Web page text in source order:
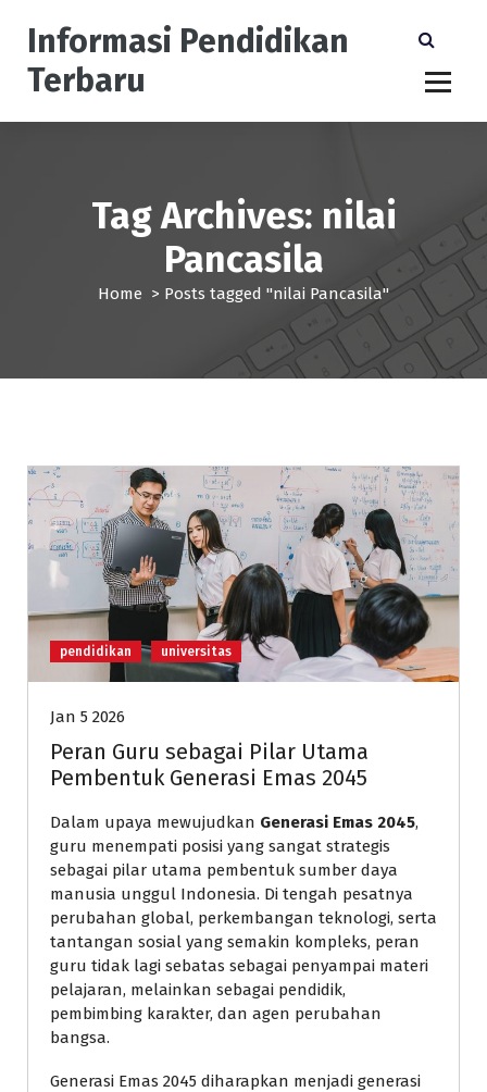
Informasi Pendidikan
Terbaru
Tag Archives: nilai
Pancasila
Home > Posts tagged "nilai Pancasila"
pendidikan universitas
Jan 5 2026
Peran Guru sebagai Pilar Utama
Pembentuk Generasi Emas 2045
Dalam upaya mewujudkan Generasi Emas 2045,
guru menempati posisi yang sangat strategis
sebagai pilar utama pembentuk sumber daya
manusia unggul Indonesia. Di tengah pesatnya
perubahan global, perkembangan teknologi, serta
tantangan sosial yang semakin kompleks, peran
guru tidak lagi sebatas sebagai penyampai materi
pelajaran, melainkan sebagai pendidik,
pembimbing karakter, dan agen perubahan
bangsa.
Generasi Emas 2045 diharapkan menjadi generasi